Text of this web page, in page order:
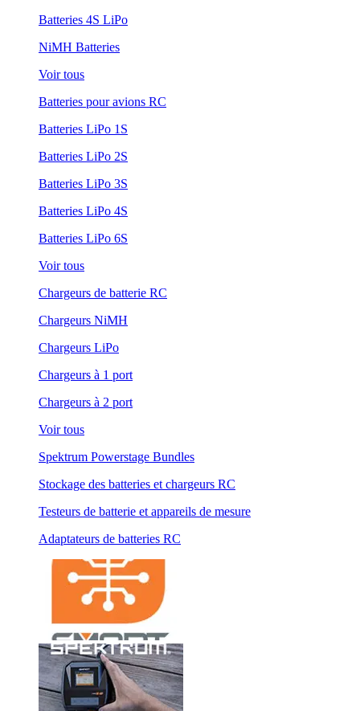
Batteries 4S LiPo
NiMH Batteries
Voir tous
Batteries pour avions RC
Batteries LiPo 1S
Batteries LiPo 2S
Batteries LiPo 3S
Batteries LiPo 4S
Batteries LiPo 6S
Voir tous
Chargeurs de batterie RC
Chargeurs NiMH
Chargeurs LiPo
Chargeurs à 1 port
Chargeurs à 2 port
Voir tous
Spektrum Powerstage Bundles
Stockage des batteries et chargeurs RC
Testeurs de batterie et appareils de mesure
Adaptateurs de batteries RC